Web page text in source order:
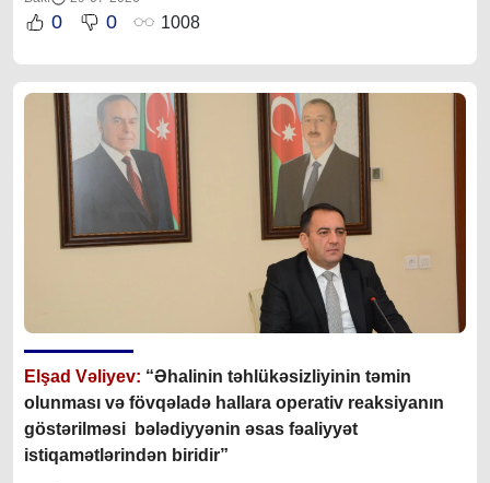
0 0 1008
Elşad Vəliyev: “Əhalinin təhlükəsizliyinin təmin
olunması və fövqəladə hallara operativ reaksiyanın
göstərilməsi bələdiyyənin əsas fəaliyyət
istiqamətlərindən biridir”